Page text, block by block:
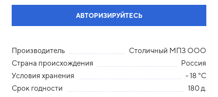
АВТОРИЗИРУЙТЕСЬ
Производитель
Столичный МПЗ ООО
Страна происхождения
Россия
Условия хранения
- 18 °С
Срок годности
180 д.